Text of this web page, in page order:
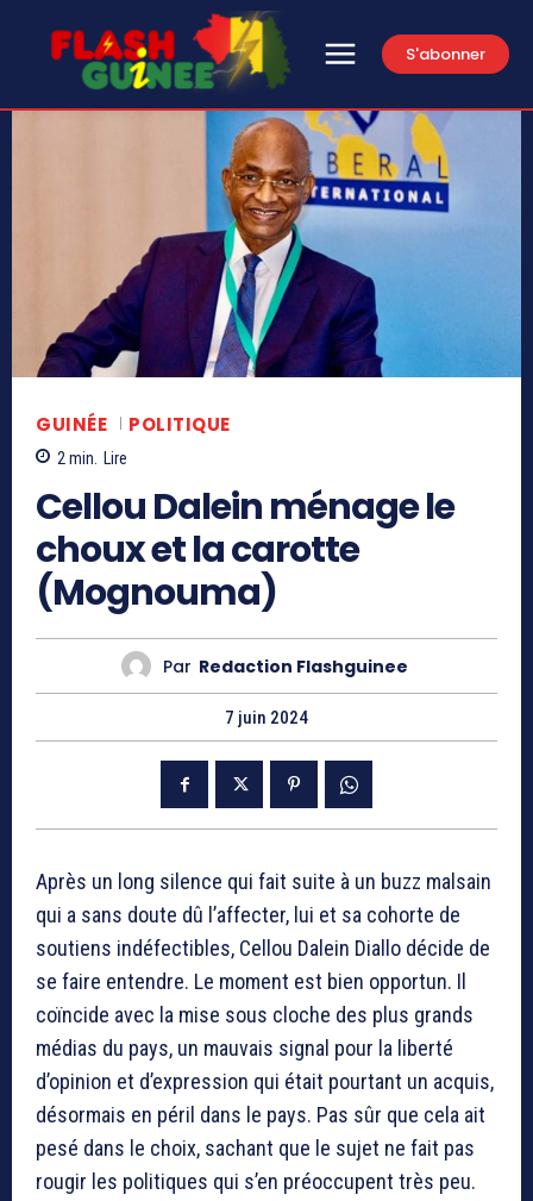
S'abonner
GUINÉE POLITIQUE
2min. Lire
Cellou Dalein ménage le
choux et la carotte
(Mognouma)
Par Redaction Flashguinee
7 juin 2024
Après un long silence qui fait suite à un buzz malsain
qui a sans doute dû l’affecter, lui et sa cohorte de
soutiens indéfectibles, Cellou Dalein Diallo décide de
se faire entendre. Le moment est bien opportun. Il
coïncide avec la mise sous cloche des plus grands
médias du pays, un mauvais signal pour la liberté
d’opinion et d’expression qui était pourtant un acquis,
désormais en péril dans le pays. Pas sûr que cela ait
pesé dans le choix, sachant que le sujet ne fait pas
rougir les politiques qui s’en préoccupent très peu.